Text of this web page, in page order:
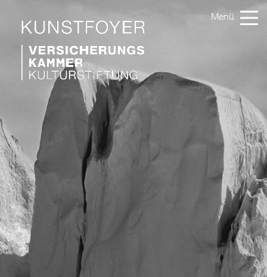
Mehr über die Ausstellung „Ragnar Axelsson: Greenland“